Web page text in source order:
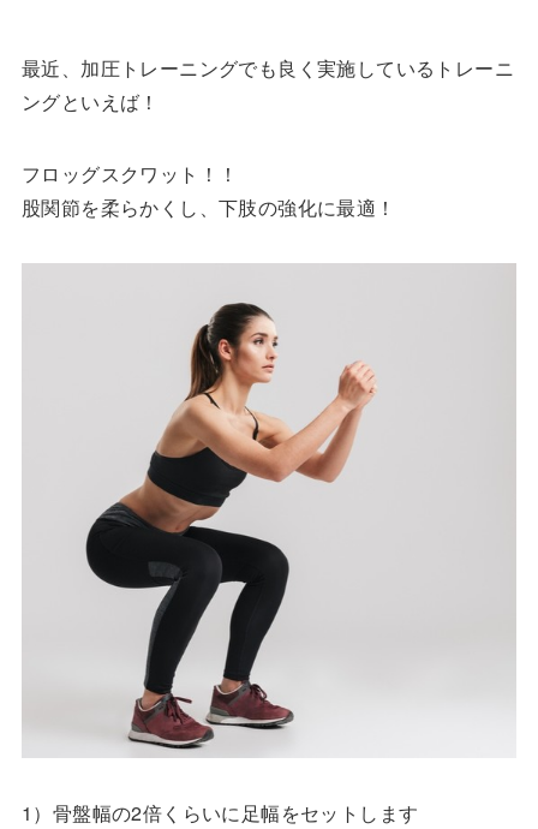
最近、加圧トレーニングでも良く実施しているトレーニ
ングといえば！
フロッグスクワット！！
股関節を柔らかくし、下肢の強化に最適！
1）骨盤幅の2倍くらいに足幅をセットします